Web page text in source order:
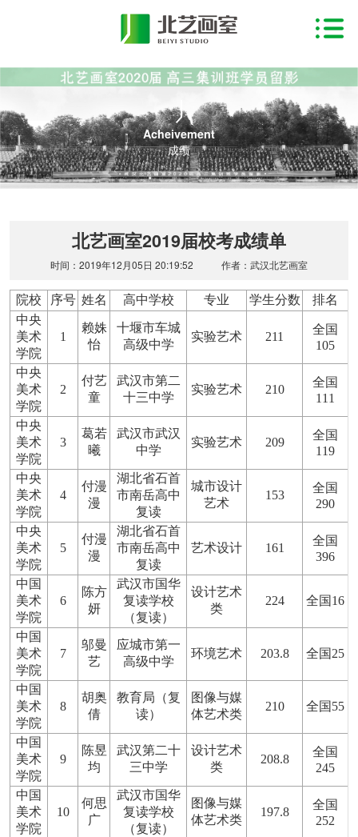
Acheivement
成绩
北艺画室2019届校考成绩单
时间：2019年12月05日 20:19:52 作者：武汉北艺画室
院校 序号 姓名 高中学校 专业 学生分数
排名
中央
美术
学院
1
赖姝
怡
十堰市车城
高级中学
实验艺术 211
全国
105
中央
美术
学院
2
付艺
童
武汉市第二
十三中学
实验艺术 210
全国
111
中央
美术
学院
3
葛若
曦
武汉市武汉
中学
实验艺术 209
全国
119
中央
美术
学院
4
付漫
漫
湖北省石首
市南岳高中
复读
城市设计
艺术
153
全国
290
中央
美术
学院
5
付漫
漫
湖北省石首
市南岳高中
复读
艺术设计 161
全国
396
中国
美术
学院
6
陈方
妍
武汉市国华
复读学校
（复读）
设计艺术
类
224 全国16
中国
美术
学院
7
邬曼
艺
应城市第一
高级中学
环境艺术 203.8 全国25
中国
美术
学院
8
胡奥
倩
教育局（复
读）
图像与媒
体艺术类
210 全国55
中国
美术
学院
9
陈昱
均
武汉第二十
三中学
设计艺术
类
208.8
全国
245
中国
美术
学院
10
何思
广
武汉市国华
复读学校
（复读）
图像与媒
体艺术类
197.8
全国
252